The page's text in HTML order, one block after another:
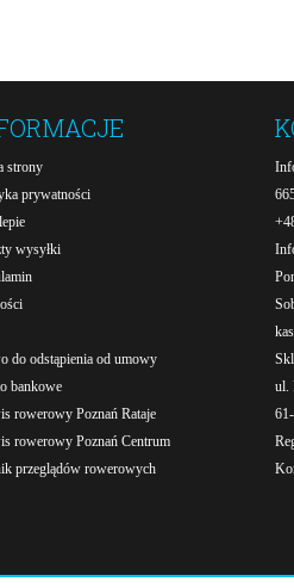
strony
prywatności
wysyłki
do odstąpienia od umowy
bankowe
rowerowy Poznań Rataje
rowerowy Poznań Centrum
przeglądów rowerowych
ul.